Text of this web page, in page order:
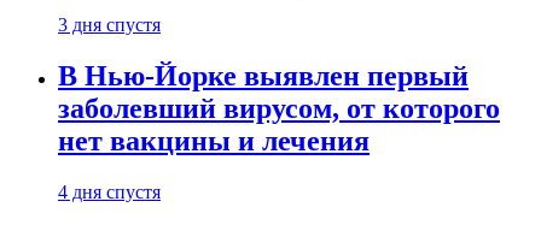
3 дня спустя
В Нью-Йорке выявлен первый
заболевший вирусом, от которого
нет вакцины и лечения
4 дня спустя